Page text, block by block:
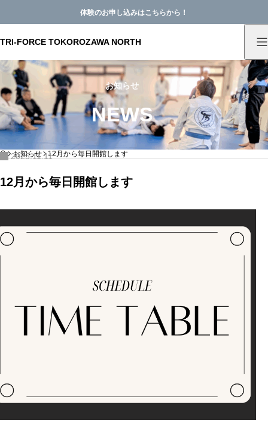
体験のお申し込みはこちらから！
TRI-FORCE TOKOROZAWA NORTH
お知らせ
NEWS
HOME
お知らせ 12月から毎日開館します
2025.11.11
12月から毎日開館します